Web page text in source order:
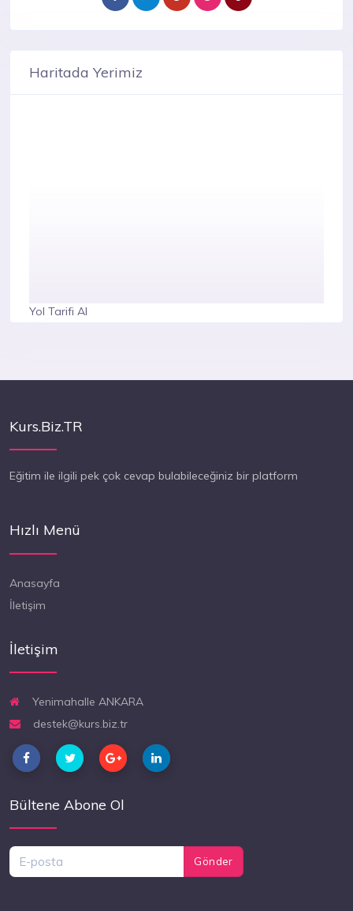
Haritada Yerimiz
Yol Tarifi Al
Kurs.Biz.TR
Eğitim ile ilgili pek çok cevap bulabileceğiniz bir platform
Hızlı Menü
Anasayfa
İletişim
İletişim
Yenimahalle ANKARA
destek@kurs.biz.tr
Bültene Abone Ol
Gönder